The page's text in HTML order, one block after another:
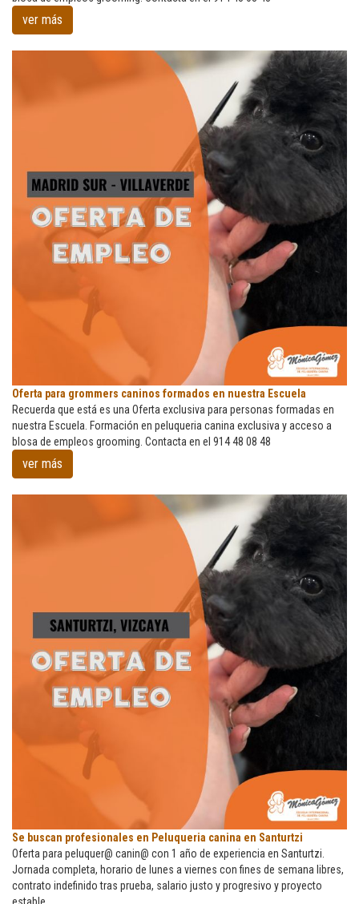
ver más
Oferta
para
grommers
caninos
formados
Oferta para grommers caninos formados en nuestra Escuela
Recuerda que está es una Oferta exclusiva para personas formadas en
nuestra Escuela. Formación en peluqueria canina exclusiva y acceso a
blosa de empleos grooming. Contacta en el 914 48 08 48
ver más
Se
buscan
profesionales
en
Peluqueria
Se buscan profesionales en Peluqueria canina en Santurtzi
Oferta para peluquer@ canin@ con 1 año de experiencia en Santurtzi.
Jornada completa, horario de lunes a viernes con fines de semana libres,
contrato indefinido tras prueba, salario justo y progresivo y proyecto